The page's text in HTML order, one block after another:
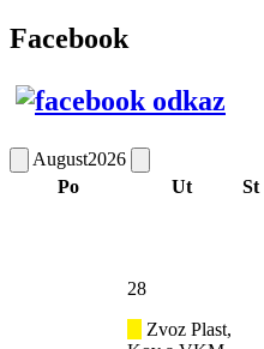
Facebook
August2026
Po
Ut St
28
Zvoz Plast,